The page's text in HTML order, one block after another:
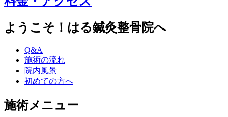
ようこそ！はる鍼灸整骨院へ
Q&A
施術の流れ
院内風景
初めての方へ
施術メニュー